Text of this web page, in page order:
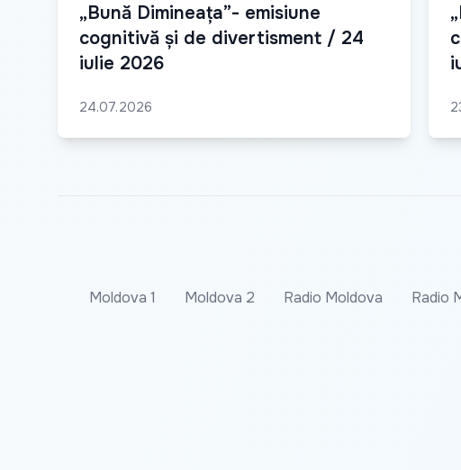
„Bună Dimineața”- emisiune
cognitivă și de divertisment / 24
iulie 2026
24.07.2026
Moldova 1 Moldova 2 Radio Moldova Radio